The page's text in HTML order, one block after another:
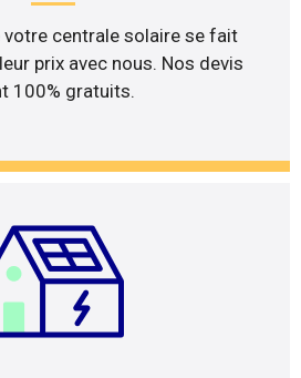
votre centrale solaire se fait
prix avec nous. Nos devis
100% gratuits.